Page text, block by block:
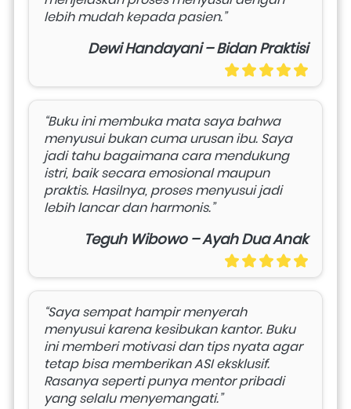
lebih mudah kepada pasien.”
Dewi Handayani – Bidan Praktisi
“Buku ini membuka mata saya bahwa
menyusui bukan cuma urusan ibu. Saya
jadi tahu bagaimana cara mendukung
istri, baik secara emosional maupun
praktis. Hasilnya, proses menyusui jadi
lebih lancar dan harmonis.”
Teguh Wibowo – Ayah Dua Anak
“Saya sempat hampir menyerah
menyusui karena kesibukan kantor. Buku
ini memberi motivasi dan tips nyata agar
tetap bisa memberikan ASI eksklusif.
Rasanya seperti punya mentor pribadi
yang selalu menyemangati.”